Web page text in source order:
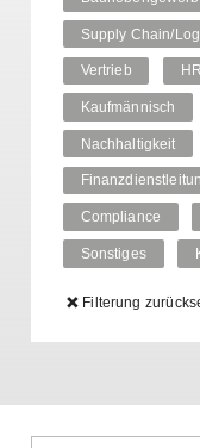
Supply Chain/
Vertrieb HR
Kaufmännisch
Nachhaltigkeit
Compliance
Sonstiges
Filterung